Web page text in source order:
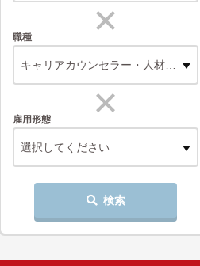
職種
キャリアカウンセラー・人材コーデ
雇用形態
選択してください
検索